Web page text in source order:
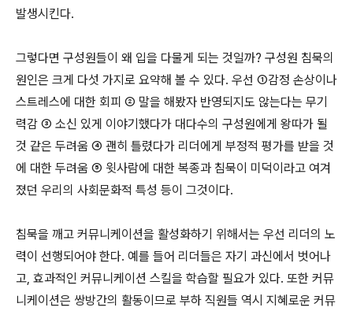
발생시킨다.
그렇다면 구성원들이 왜 입을 다물게 되는 것일까? 구성원 침묵의
원인은 크게 다섯 가지로 요약해 볼 수 있다. 우선 ①감정 손상이나
스트레스에 대한 회피 ② 말을 해봤자 반영되지도 않는다는 무기
력감 ③ 소신 있게 이야기했다가 대다수의 구성원에게 왕따가 될
것 같은 두려움 ④ 괜히 틀렸다가 리더에게 부정적 평가를 받을 것
에 대한 두려움 ⑤ 윗사람에 대한 복종과 침묵이 미덕이라고 여겨
졌던 우리의 사회문화적 특성 등이 그것이다.
침묵을 깨고 커뮤니케이션을 활성화하기 위해서는 우선 리더의 노
력이 선행되어야 한다. 예를 들어 리더들은 자기 과신에서 벗어나
고, 효과적인 커뮤니케이션 스킬을 학습할 필요가 있다. 또한 커뮤
니케이션은 쌍방간의 활동이므로 부하 직원들 역시 지혜로운 커뮤